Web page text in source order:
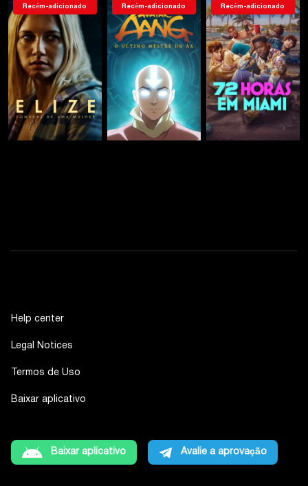
Recém-adicionado Recém-adicionado Recém-adicionado
Help center
Legal Notices
Termos de Uso
Baixar aplicativo
Baixar aplicativo Avalie a aprovação